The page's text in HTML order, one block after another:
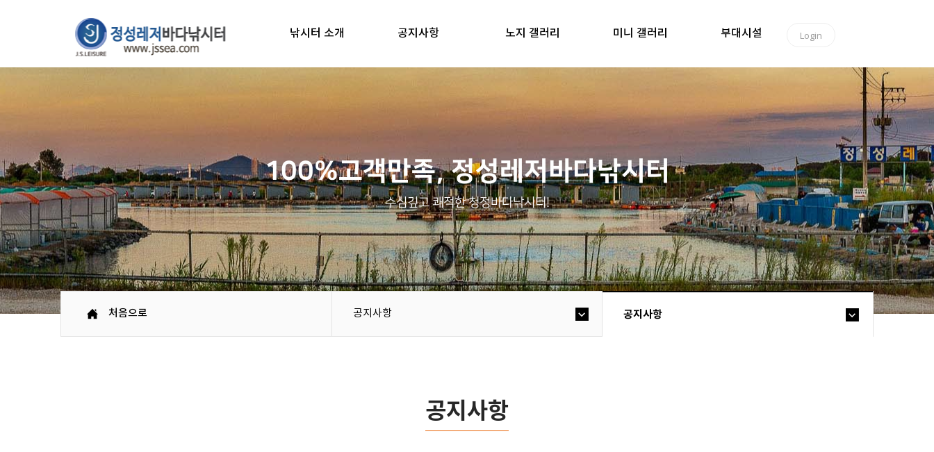
낚시터 소개 공지사항 노지 갤러리 미니 갤러리 부대시설 Login
100%고객만족, 정성레저바다낚시터
수심깊고 쾌적한 청정바다낚시터!
처음으로 공지사항 공지사항
공지사항